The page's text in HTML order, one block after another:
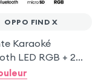
OPPO FIND X
Karaoké
LED RGB + 2
- Blanc pour Oppo